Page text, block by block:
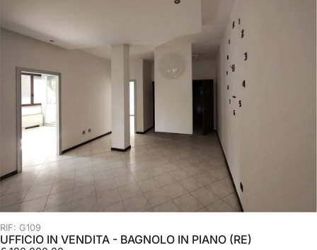
RIF: G109
UFFICIO IN VENDITA - BAGNOLO IN PIANO (RE)